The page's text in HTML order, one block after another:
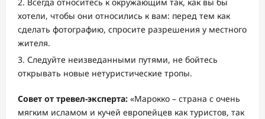
хотели, чтобы они относились к вам: перед тем как
сделать фотографию, спросите разрешения у местного
жителя.
Следуйте неизведанными путями, не бойтесь
открывать новые нетуристические тропы.
Совет от тревел-эксперта: «Марокко – страна с очень
мягким исламом и кучей европейцев как туристов, так